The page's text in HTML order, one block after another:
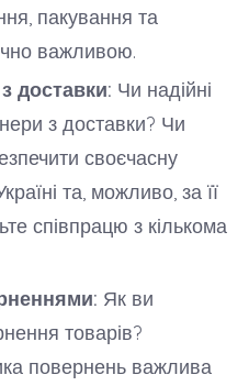
пакування та
важливою.
доставки: Чи надійні
з доставки? Чи
своєчасну
та, можливо, за її
співпрацю з кількома
Як ви
товарів?
повернень важлива